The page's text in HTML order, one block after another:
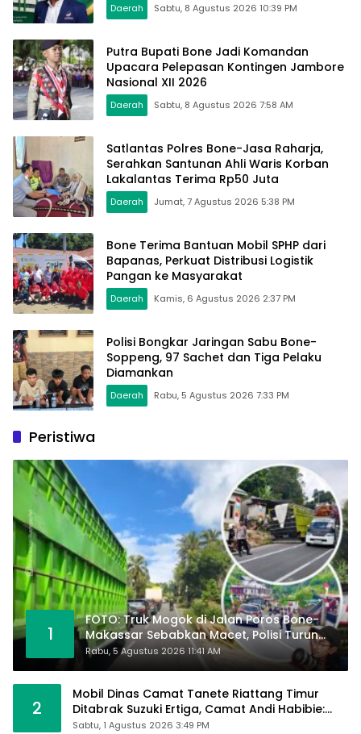
Daerah Sabtu, 8 Agustus 2026 10:39 PM
Putra Bupati Bone Jadi Komandan
Upacara Pelepasan Kontingen Jambore
Nasional XII 2026
Daerah Sabtu, 8 Agustus 2026 7:58 AM
Satlantas Polres Bone-Jasa Raharja,
Serahkan Santunan Ahli Waris Korban
Lakalantas Terima Rp50 Juta
Daerah Jumat, 7 Agustus 2026 5:38 PM
Bone Terima Bantuan Mobil SPHP dari
Bapanas, Perkuat Distribusi Logistik
Pangan ke Masyarakat
Daerah Kamis, 6 Agustus 2026 2:37 PM
Polisi Bongkar Jaringan Sabu Bone-
Soppeng, 97 Sachet dan Tiga Pelaku
Diamankan
Daerah Rabu, 5 Agustus 2026 7:33 PM
Peristiwa
1
FOTO: Truk Mogok di Jalan Poros Bone-
Makassar Sebabkan Macet, Polisi Turun
Tangan
Rabu, 5 Agustus 2026 11:41 AM
2
Mobil Dinas Camat Tanete Riattang Timur
Ditabrak Suzuki Ertiga, Camat Andi Habibie:
Alhamdulillah Saya Baik-Baik Saja
Sabtu, 1 Agustus 2026 3:49 PM